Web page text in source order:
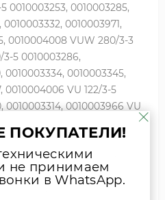
0010003253, 0010003285,
0010003971,
0010004008 VUW 280/3-3
3-5 0010003286,
0010003334, 0010003345,
0010004006 VU 122/3-5
0010003314, 0010003966 VU
VU 242/3-5 0010003247,
0010003316, 0010003342,
0010003283,
0010003329, 0010003343,
не принимаем
в WhatsApp.